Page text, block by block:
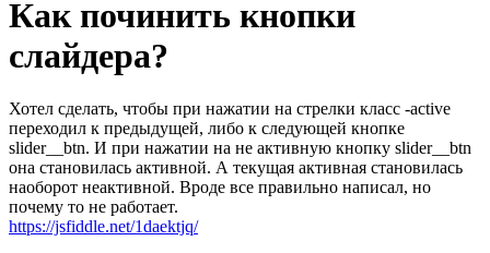
Как починить кнопки
слайдера?
Хотел сделать, чтобы при нажатии на стрелки класс -active
переходил к предыдущей, либо к следующей кнопке
slider__btn. И при нажатии на не активную кнопку slider__btn
она становилась активной. А текущая активная становилась
наоборот неактивной. Вроде все правильно написал, но
почему то не работает.
https://jsfiddle.net/1daektjq/